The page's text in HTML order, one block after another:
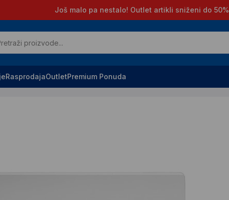
Još malo pa nestalo! Outlet artikli sniženi do 50%
RasprodajaOutletPremium Ponuda